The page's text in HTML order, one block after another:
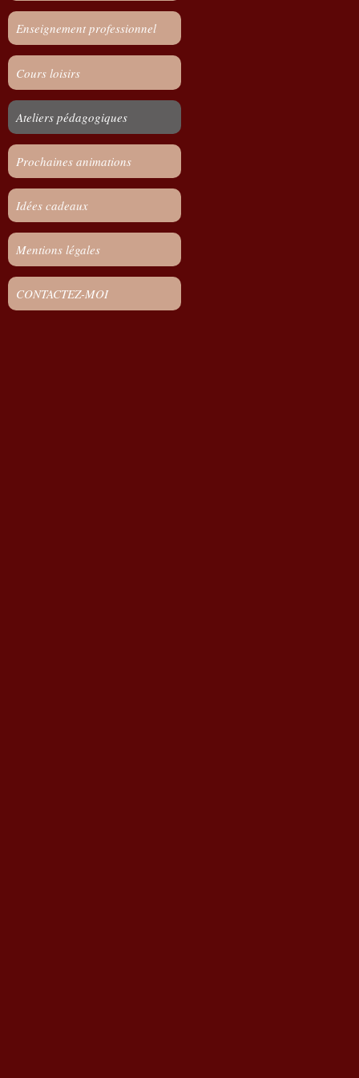
Enseignement professionnel
Cours loisirs
Ateliers pédagogiques
Prochaines animations
Idées cadeaux
Mentions légales
CONTACTEZ-MOI